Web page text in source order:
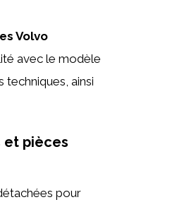
Volvo
avec le modèle
ainsi
et pièces
pour